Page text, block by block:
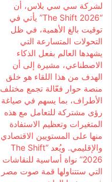
لشركة سي سي بلاس، أن
“The Shift 2026” يأتي في
توقيت بالغ الأهمية، في ظل
التحولات المتسارعة التي
يشهدها العالم بفعل الذكاء
الاصطناعي، مشيرة إلى أن
الهدف من هذا اللقاء هو خلق
منصة حوار فعّالة تجمع مختلف
الأطراف، بما يسهم في صياغة
رؤى مشتركة للتعامل مع هذه
المتغيرات وتعظيم الاستفادة
منها على المستويين الاقتصادي
والإقليمي. ويُعد “The Shift
2026” نواة أساسية للنقاشات
التي ستتناولها قمة صوت مصر